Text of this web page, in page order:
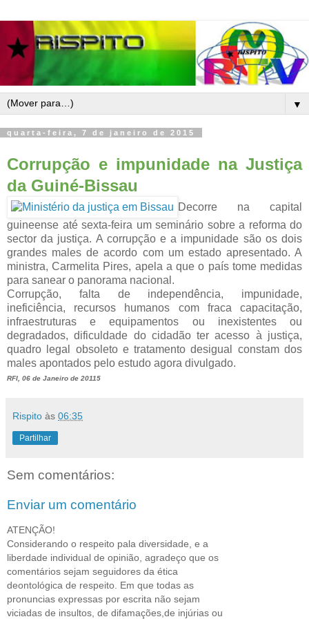
▼
quarta-feira, 7 de janeiro de 2015
Corrupção e impunidade na Justiça
da Guiné-Bissau
Decorre na capital
guineense até sexta-feira um seminário sobre a reforma do
sector da justiça. A corrupção e a impunidade são os dois
grandes males de acordo com um estado apresentado. A
ministra, Carmelita Pires, apela a que o país tome medidas
para sanear o panorama nacional.
Corrupção, falta de independência, impunidade,
ineficiência, recursos humanos com fraca capacitação,
infraestruturas e equipamentos ou inexistentes ou
degradados, dificuldade do cidadão ter acesso à justiça,
quadro legal obsoleto e tratamento desigual constam dos
males apontados pelo estudo agora divulgado.
RFI, 06 de Janeiro de 20115
Rispito às 06:35
Partilhar
Sem comentários:
Enviar um comentário
ATENÇÃO!
Considerando o respeito pala diversidade, e a
liberdade individual de opinião, agradeço que os
comentários sejam seguidores da ética
deontológica de respeito. Em que todas as
pronuncias expressas por escrita não sejam
viciadas de insultos, de difamações,de injúrias ou